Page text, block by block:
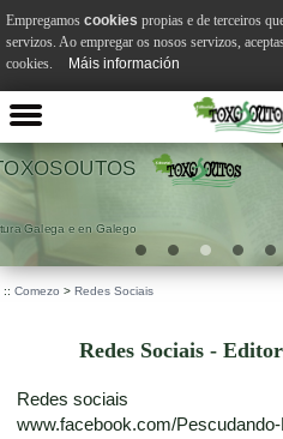
:: Comezo > Redes Sociais
Redes Sociais -
Redes sociais
www.facebook.com/
Empregamos cookies propias e de terceiros
servizos. Ao empregar os nosos servizos,
cookies.
Máis información